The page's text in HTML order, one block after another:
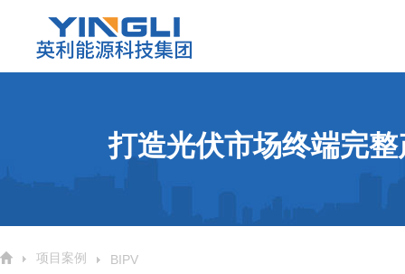
打造光伏市场终端完
项目案例 BIPV